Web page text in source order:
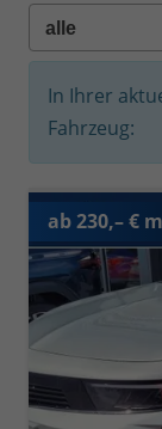
In Ihrer
Fahrzeug:
ab 230,– €